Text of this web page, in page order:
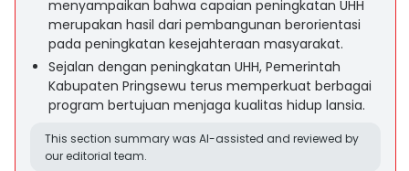
menyampaikan bahwa capaian peningkatan UHH
merupakan hasil dari pembangunan berorientasi
pada peningkatan kesejahteraan masyarakat.
Sejalan dengan peningkatan UHH, Pemerintah
Kabupaten Pringsewu terus memperkuat berbagai
program bertujuan menjaga kualitas hidup lansia.
This section summary was AI-assisted and reviewed by
our editorial team.